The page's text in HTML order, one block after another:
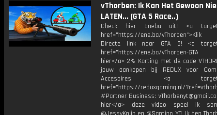
vThorben: Ik Kan Het Gewoon
LATEN... (GTA 5 Race..)
Check hier Eneba uit! <a
href="https://ene.ba/
Directe link naar GTA 5! <a
href="https://ene.ba/vThorben-GTA
hier</a> 2% Korting met de code
jouw aankopen bij REDUX voor
Accesoires! <a
href="https://reduxgaming.nl/
#Partner Business:
hier</a> deze video speel ik